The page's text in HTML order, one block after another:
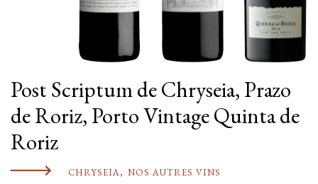
Post Scriptum de Chryseia, Prazo
de Roriz, Porto Vintage Quinta de
Roriz
CHRYSEIA, NOS AUTRES VINS